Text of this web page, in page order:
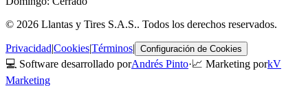
© 2026 Llantas y Tires S.A.S.. Todos los derechos reservados.
Privacidad|Cookies|Términos| Configuración de Cookies
💻 Software desarrollado porAndrés Pinto·📈 Marketing porkV
Marketing